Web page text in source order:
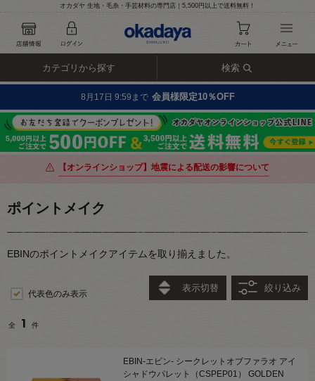
オカダヤ 生地・毛糸・手芸材料の専門店｜5,500円以上で送料無料！
カテゴリから探す 検索
8月17日 9:59まで 会員様限定10％OFF
【オンラインショップ】地震による配送の影響について
ポイントメイク
EBINのポイントメイクアイテムを取り揃えました。
代表色のみ表示
表示切替 絞り込み
全 1 件
EBIN-エビン- シークレットオブファラオ アイ
シャドウパレット（CSPEP01） GOLDEN